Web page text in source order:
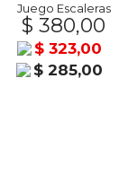
Juego Escaleras
$ 380,00
$ 323,00
$ 285,00